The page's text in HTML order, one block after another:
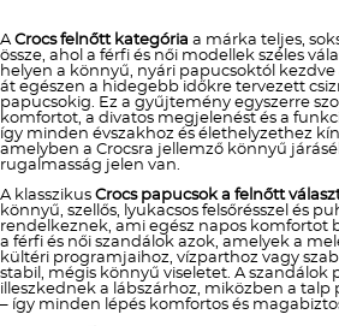
ACrocs felnőtt kategória a márka teljes,
össze, ahol a férfi és női modellek széles
helyen a könnyű, nyári papucsoktól
át egészen a hidegebb időkre tervezett
papucsokig. Ez a gyűjtemény egyszerre
komfortot, a divatos megjelenést és a
így minden évszakhoz és élethelyzethez
amelyben a Crocsra jellemző könnyű
rugalmasság jelen van.
A klasszikus Crocs papucsok a felnőtt
könnyű, szellős, lyukacsos felsőrésszel és
rendelkeznek, ami egész napos komfortot
a férfi és női szandálok azok, amelyek a
kültéri programjaihoz, vízparthoz vagy
stabil, mégis könnyű viseletet. A
illeszkednek a lábszárhoz, miközben a
– így minden lépés komfortos és